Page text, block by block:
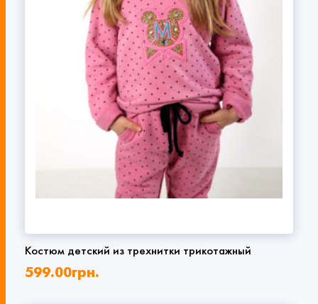
Костюм детский из трехнитки трикотажный
599.00грн.